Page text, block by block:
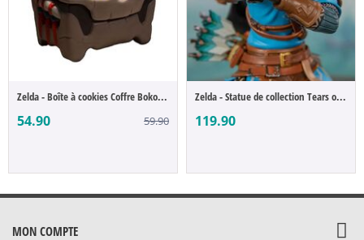
Zelda - Boîte à cookies Coffre Bokoblin
54.90 59.90
Zelda - Statue de collection Tears of the...
119.90
MON COMPTE